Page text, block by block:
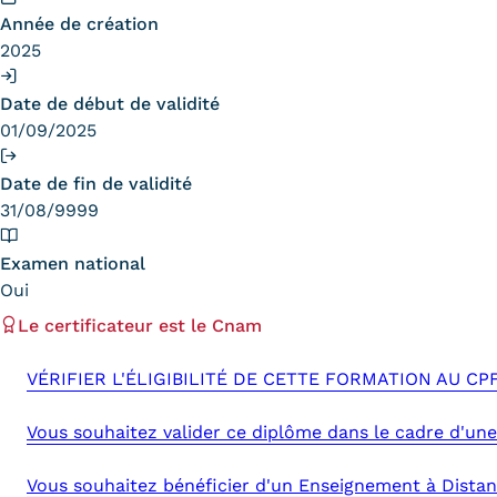
Année de création
2025
Date de début de validité
01/09/2025
Date de fin de validité
31/08/9999
Examen national
Oui
Le certificateur est le Cnam
VÉRIFIER L'ÉLIGIBILITÉ DE CETTE FORMATION AU
Vous souhaitez valider ce diplôme dans le cadre d'une
Vous souhaitez bénéficier d'un Enseignement à